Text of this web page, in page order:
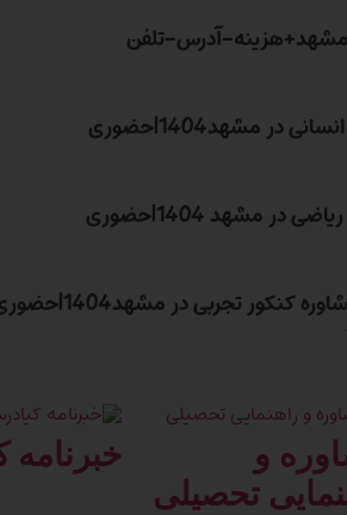
آدرس-تلفن
در مشهد1404|حضوری
مشهد 1404|حضوری
تجربی در مشهد1404|حضوری|قیمت مناسب
و
تحصیلی